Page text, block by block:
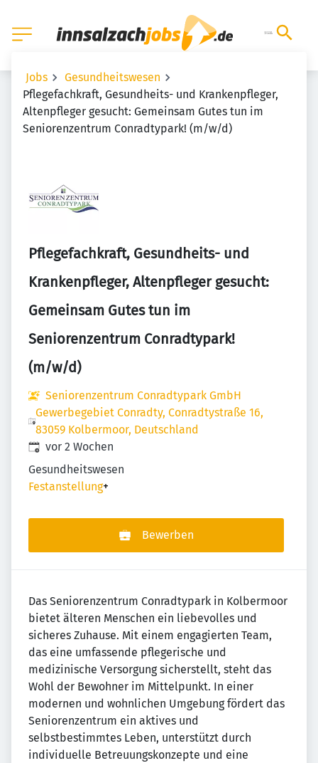
Jobs
Gesundheitswesen
Pflegefachkraft, Gesundheits- und Krankenpfleger,
Altenpfleger gesucht: Gemeinsam Gutes tun im
Seniorenzentrum Conradtypark! (m/w/d)
Pflegefachkraft, Gesundheits- und
Krankenpfleger, Altenpfleger gesucht:
Gemeinsam Gutes tun im
Seniorenzentrum Conradtypark!
(m/w/d)
Seniorenzentrum Conradtypark GmbH
Gewerbegebiet Conradty, Conradtystraße 16,
83059 Kolbermoor, Deutschland
Veröffentlicht:
vor 2 Wochen
Gesundheitswesen
Festanstellung+
Bewerben
Das Seniorenzentrum Conradtypark in Kolbermoor
bietet älteren Menschen ein liebevolles und
sicheres Zuhause. Mit einem engagierten Team,
das eine umfassende pflegerische und
medizinische Versorgung sicherstellt, steht das
Wohl der Bewohner im Mittelpunkt. In einer
modernen und wohnlichen Umgebung fördert das
Seniorenzentrum ein aktives und
selbstbestimmtes Leben, unterstützt durch
individuelle Betreuungskonzepte und eine